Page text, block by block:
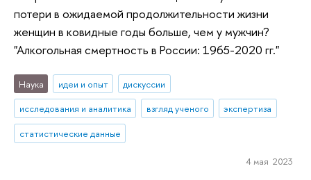
потери в ожидаемой продолжительности жизни
женщин в ковидные годы больше, чем у мужчин?
"Алкогольная смертность в России: 1965-2020 гг."
Наука идеи и опыт
дискуссии
исследования и аналитика
взгляд ученого
экспертиза
статистические данные
4 мая 2023